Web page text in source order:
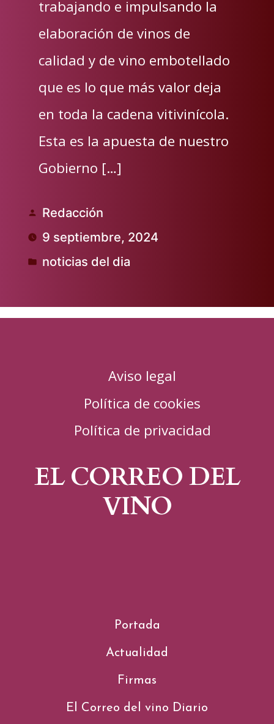
trabajando e impulsando la
elaboración de vinos de
calidad y de vino embotellado
que es lo que más valor deja
en toda la cadena vitivinícola.
Esta es la apuesta de nuestro
Gobierno […]
Publicado
por
Redacción
9 septiembre, 2024
Publicado
noticias del dia
Aviso legal
Política de cookies
Política de privacidad
EL CORREO DEL
VINO
Portada
Actualidad
Firmas
El Correo del vino Diario